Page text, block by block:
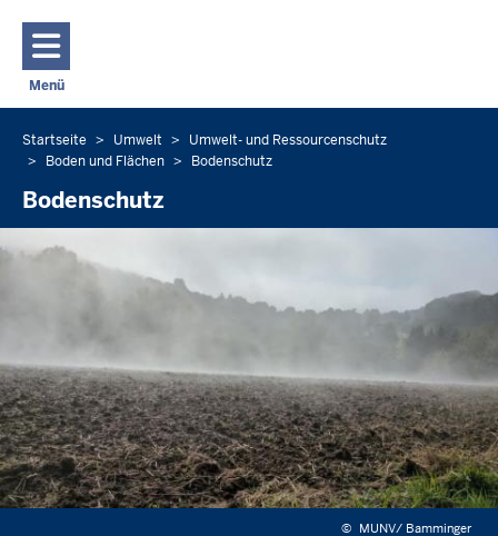
Menü
Navigation aktivieren/deaktivieren: Hauptmenü
Sie
befinden
sich
hier
Startseite Umwelt
Umwelt- und Ressourcenschutz
Boden und Flächen
Bodenschutz
Bodenschutz
© MUNV/ Bamminger